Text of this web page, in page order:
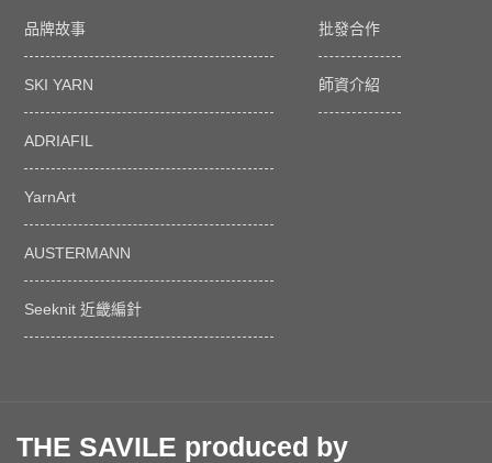
品牌故事
SKI YARN
ADRIAFIL
YarnArt
AUSTERMANN
Seeknit 近畿編針
批發合作
師資介紹
THE SAVILE produced by